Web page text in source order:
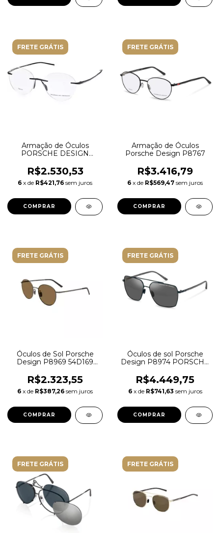
FRETE GRÁTIS
Armação de Óculos
PORSCHE DESIGN
R$2.530,53
6 x de R$421,76 sem juros
FRETE GRÁTIS
Armação de Óculos
Porsche Design P8767
R$3.416,79
6 x de R$569,47 sem juros
FRETE GRÁTIS
Óculos de Sol Porsche
Design P8969 54D169
na cor Marrom
R$2.323,55
6 x de R$387,26 sem juros
FRETE GRÁTIS
Óculos de sol Porsche
Design P8974 PORSCHE
R$4.449,75
6 x de R$741,63 sem juros
FRETE GRÁTIS FRETE GRÁTIS